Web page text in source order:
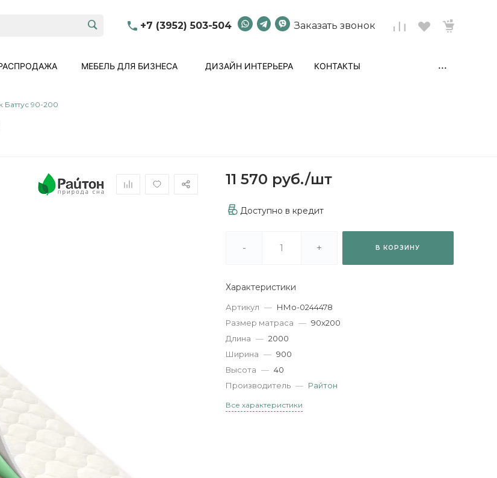
+7 (3952) 503-504 Заказать звонок
МЕБЕЛЬ ДЛЯ БИЗНЕСА ДИЗАЙН ИНТЕРЬЕРА КОНТАКТЫ ...
Баттус 90-200
11 570 руб./шт
Доступно в кредит
- + В КОРЗИНУ
Характеристики
Артикул — НМо-0244478
Размер матраса — 90х200
Длина — 2000
Ширина — 900
Высота — 40
Производитель — Райтон
Все характеристики